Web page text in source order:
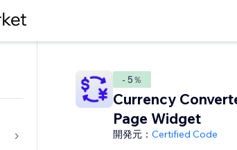
- 5％
Currency
Page Widget
開発元： Certified Code